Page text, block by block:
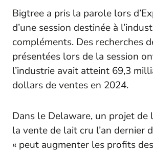
Bigtree a pris la parole lors
d’une session destinée à
compléments. Des recherches
présentées lors de la session
l’industrie avait atteint 69,3
dollars de ventes en 2024.
Dans le Delaware, un projet de
la vente de lait cru l’an dernier
« peut augmenter les profits